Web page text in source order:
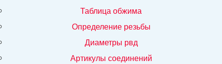
таблица обжима
определение резьбы
диаметры рвд
артикулы соединений